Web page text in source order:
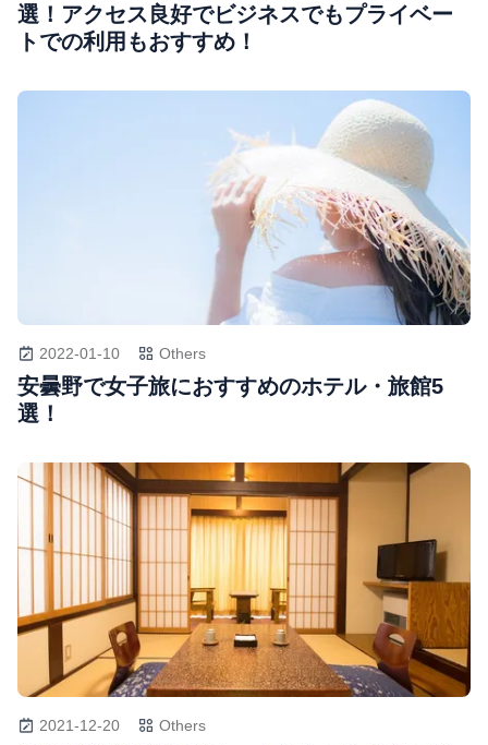
選！アクセス良好でビジネスでもプライベー
トでの利用もおすすめ！
2022-01-10 Others
安曇野で女子旅におすすめのホテル・旅館5
選！
2021-12-20 Others